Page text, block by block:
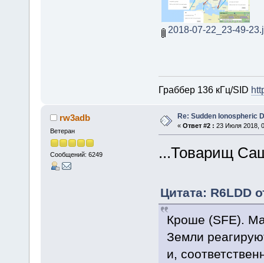
2018-07-22_23-49-
Граббер 136 кГц/SID
rw3adb
Ветеран
Сообщений: 6249
Re: Sudden Ionospheric
« Ответ #2 : 23 Июля 2018,
...Товарищ
Цитата: R6LDD
Кроше (SFE).
Земли
и,